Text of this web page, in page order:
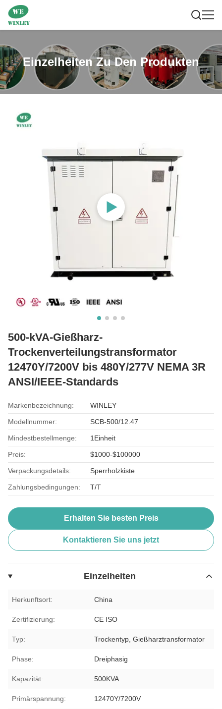
Einzelheiten Zu Den Produkten
500-kVA-Gießharz-
Trockenverteilungstransformator
12470Y/7200V bis 480Y/277V NEMA 3R
ANSI/IEEE-Standards
Markenbezeichnung: WINLEY
Modellnummer: SCB-500/12.47
Mindestbestellmenge: 1Einheit
Preis: $1000-$100000
Verpackungsdetails: Sperrholzkiste
Zahlungsbedingungen: T/T
Erhalten Sie besten Preis
Kontaktieren Sie uns jetzt
Einzelheiten
Herkunftsort: China
Zertifizierung: CE ISO
Typ: Trockentyp, Gießharztransformator
Phase: Dreiphasig
Kapazität: 500KVA
Primärspannung: 12470Y/7200V